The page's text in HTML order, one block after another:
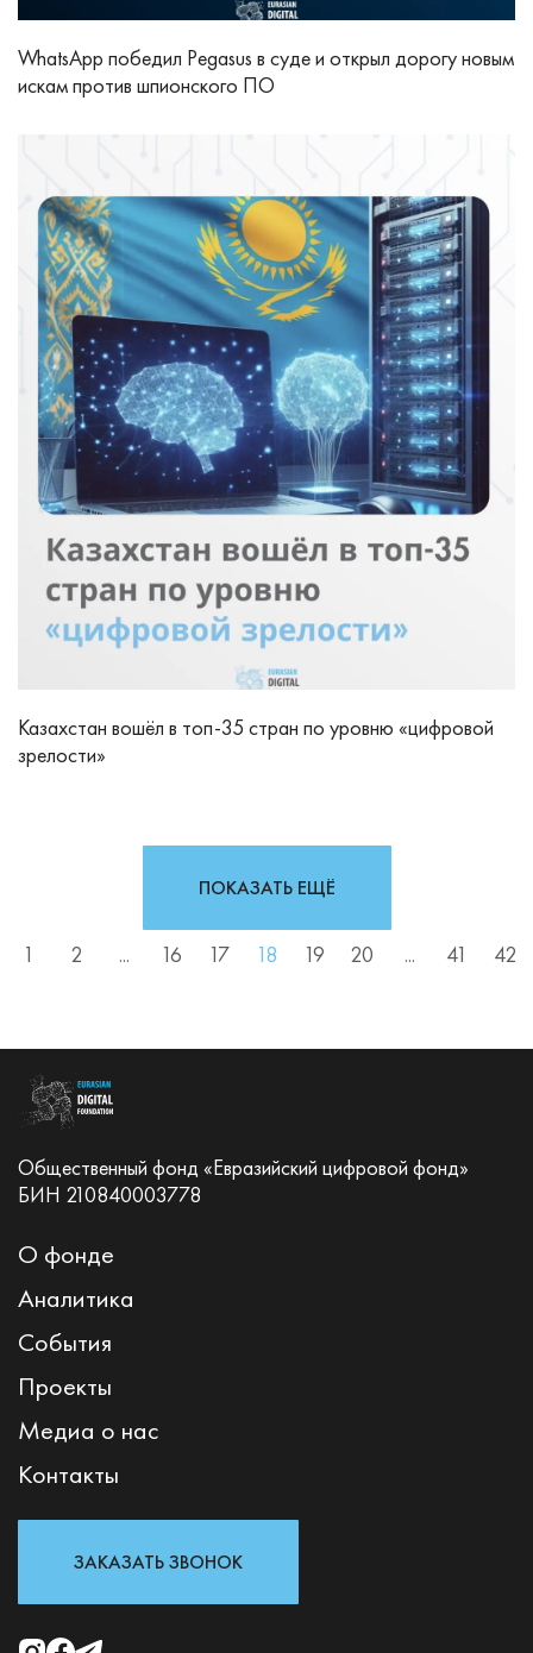
WhatsApp победил Pegasus в суде и открыл дорогу новым
искам против шпионского ПО
Казахстан вошёл в топ-35 стран по уровню «цифровой
зрелости»
1 2 ... 16 17 18 19 20 ... 41 42
ПОКАЗАТЬ ЕЩЁ
Общественный фонд «Евразийский цифровой фонд»
БИН 210840003778
О фонде
Аналитика
События
Проекты
Медиа о нас
Контакты
ЗАКАЗАТЬ ЗВОНОК